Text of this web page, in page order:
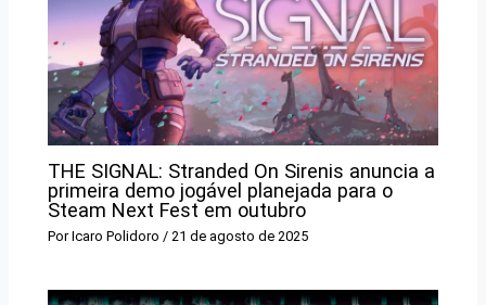
THE SIGNAL: Stranded On Sirenis anuncia a
primeira demo jogável planejada para o
Steam Next Fest em outubro
PorIcaro Polidoro/21 de agosto de 2025